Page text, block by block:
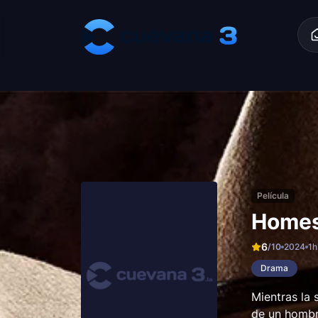
Película
6/10 2024
Drama
Mientras la
de un